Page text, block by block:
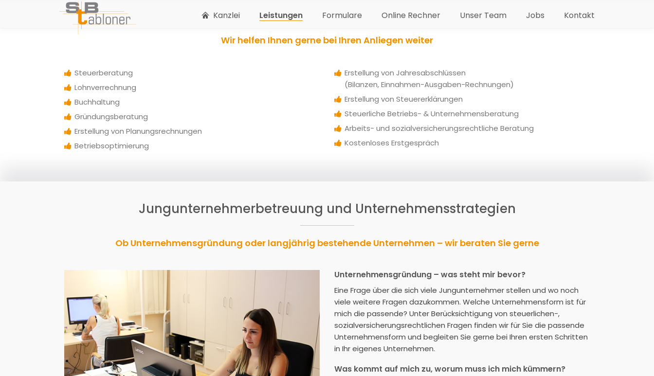
Kanzlei Leistungen Formulare Online Rechner Unser Team Jobs Kontakt
Wir helfen Ihnen gerne bei Ihren Anliegen weiter
Steuerberatung
Lohnverrechnung
Buchhaltung
Gründungsberatung
Erstellung von Planungsrechnungen
Betriebsoptimierung
Erstellung von Jahresabschlüssen
(Bilanzen, Einnahmen-Ausgaben-Rechnungen)
Erstellung von Steuererklärungen
Steuerliche Betriebs- & Unternehmensberatung
Arbeits- und sozialversicherungsrechtliche Beratung
Kostenloses Erstgespräch
Jungunternehmerbetreuung und Unternehmensstrategien
Ob Unternehmensgründung oder langjährig bestehende Unternehmen – wir beraten Sie gerne
Unternehmensgründung – was steht mir bevor?
Eine Frage über die sich viele Jungunternehmer stellen und wo noch
viele weitere Fragen dazukommen. Welche Unternehmensform ist für
mich die passende? Unter Berücksichtigung von steuerlichen-,
sozialversicherungsrechtlichen Fragen finden wir für Sie die passende
Unternehmensform und begleiten Sie gerne bei Ihren ersten Schritten
in Ihr eigenes Unternehmen.
Was kommt auf mich zu, worum muss ich mich kümmern?